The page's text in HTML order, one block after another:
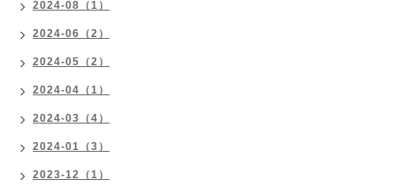
2024-08（1）
2024-06（2）
2024-05（2）
2024-04（1）
2024-03（4）
2024-01（3）
2023-12（1）